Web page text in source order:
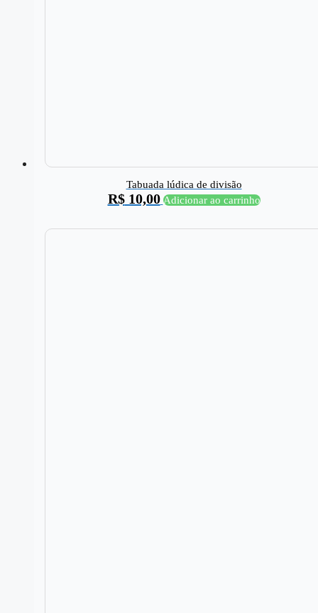
Tabuada lúdica de divisão
R$10,00 Adicionar ao carrinho